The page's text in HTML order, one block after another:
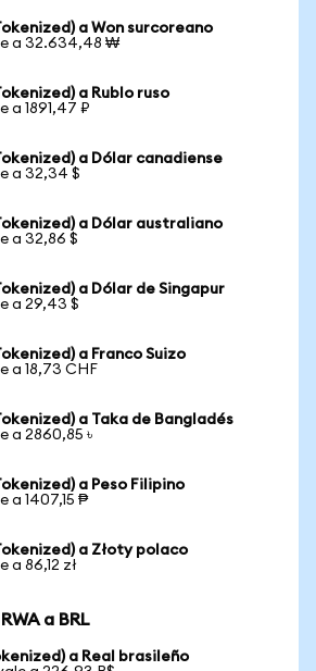
a Won surcoreano
a 32.634,48 ₩
a Rublo ruso
a 1891,47 ₽
a Dólar canadiense
a 32,34 $
a Dólar australiano
a 32,86 $
a Dólar de Singapur
a 29,43 $
a Franco Suizo
a 18,73 CHF
a Taka de Bangladés
a 2860,85 ৳
a Peso Filipino
a 1407,15 ₱
a Złoty polaco
a 86,12 zł
a BRL
a Real brasileño